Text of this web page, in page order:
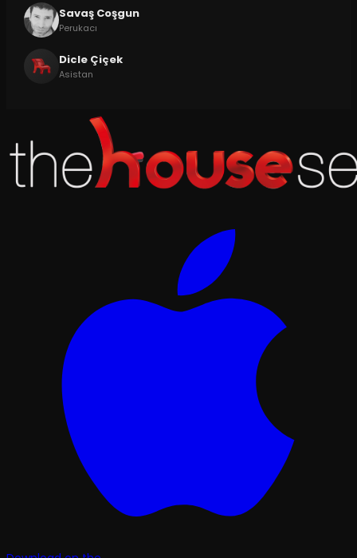
Savaş Coşgun
Perukacı
Dicle Çiçek
Asistan